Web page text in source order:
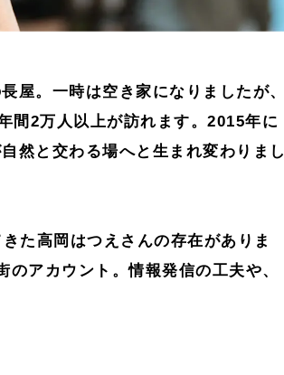
屋。一時は空き家になりましたが、
間2万人以上が訪れます。2015年に
然と交わる場へと生まれ変わりまし
た高岡はつえさんの存在がありま
アカウント。情報発信の工夫や、